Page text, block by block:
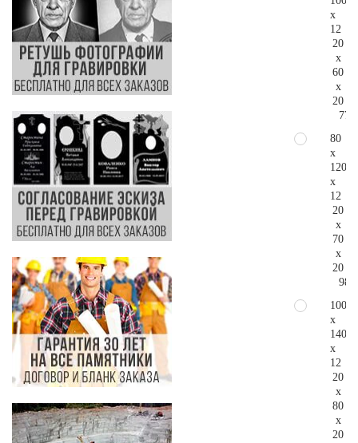
x
12
20
x
60
x
20
80
x
120
x
12
20
x
70
x
20
100
x
140
x
12
20
x
80
x
20